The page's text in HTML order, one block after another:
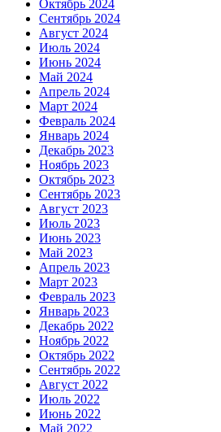
Октябрь 2024
Сентябрь 2024
Август 2024
Июль 2024
Июнь 2024
Май 2024
Апрель 2024
Март 2024
Февраль 2024
Январь 2024
Декабрь 2023
Ноябрь 2023
Октябрь 2023
Сентябрь 2023
Август 2023
Июль 2023
Июнь 2023
Май 2023
Апрель 2023
Март 2023
Февраль 2023
Январь 2023
Декабрь 2022
Ноябрь 2022
Октябрь 2022
Сентябрь 2022
Август 2022
Июль 2022
Июнь 2022
Май 2022